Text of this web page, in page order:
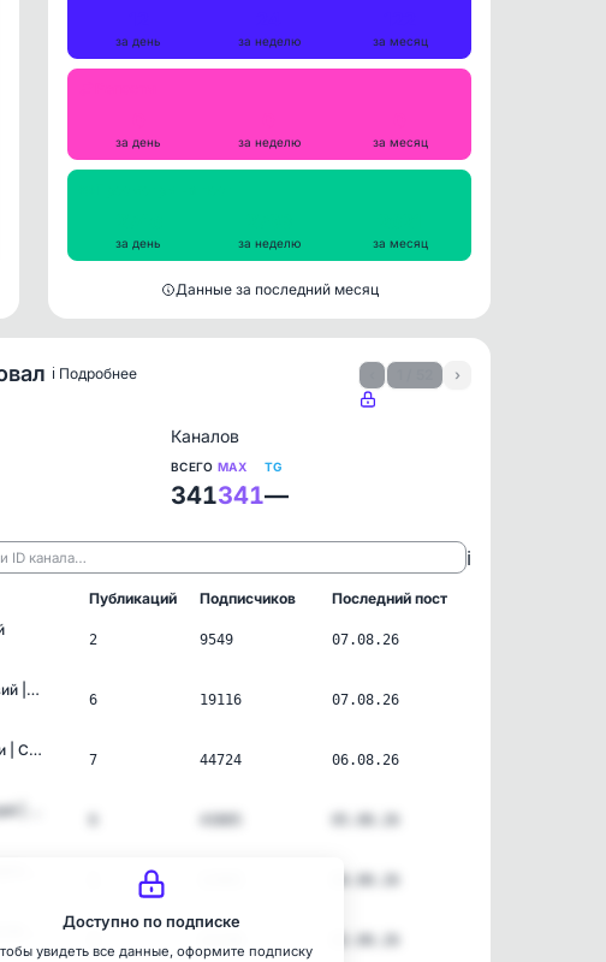
за день за неделю за месяц
за день за неделю за месяц
за день за неделю за месяц
Данные за последний месяц
ℹ️ Подробнее ›
Каналов
ВСЕГО
341
MAX
341
TG
—
ID канала… ℹ️
Публикаций Подписчиков
Последний пост
2 9549 07.08.26
Мир Путешествий | Тревел…
6 19116 07.08.26
Мир Психологии | Самораз…
7 44724 06.08.26
Доступно по подписке
увидеть все данные, оформите подписку